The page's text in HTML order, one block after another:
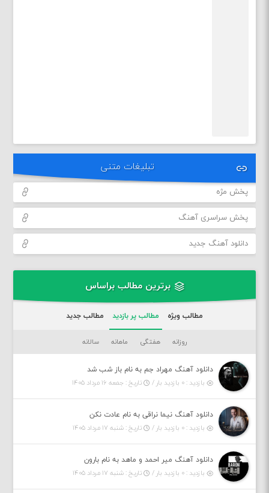
تبلیغات متنی
پخش مژه
پخش سراسری آهنگ
دانلود آهنگ جدید
برترین مطالب براساس
مطالب ویژه مطالب پر بازدید مطالب جدید
روزانه هفتگی ماهانه سالانه
دانلود آهنگ مهراد جم به نام باز شب شد
بازدید : ۰ بازدید بار /
تاریخ : جمعه ۱۶ مرداد ۱۴۰۵
دانلود آهنگ نیما نراقی به نام عادت نکن
بازدید : ۰ بازدید بار /
تاریخ : شنبه ۱۷ مرداد ۱۴۰۵
دانلود آهنگ میر احمد و ماهد به نام بارون
بازدید : ۰ بازدید بار /
تاریخ : شنبه ۱۷ مرداد ۱۴۰۵